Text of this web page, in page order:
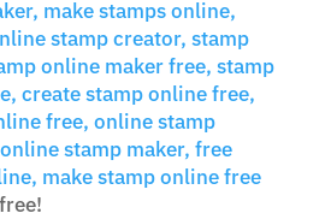
make stamps online,
stamp creator, stamp
online maker free, stamp
create stamp online free,
free, online stamp
stamp maker, free
make stamp online free